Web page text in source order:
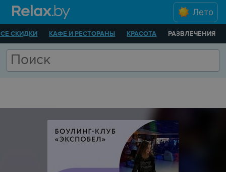
Лето
СКИДКИ КАФЕ И РЕСТОРАНЫ КРАСОТА РАЗВЛЕЧЕНИЯ